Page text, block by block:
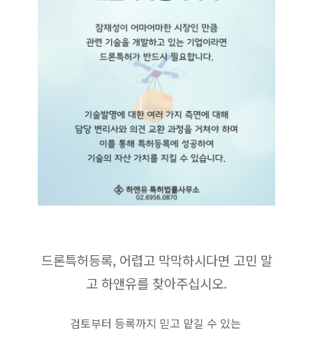
드론특허등록, 어렵고 막막하시다면 고민 말
고 하앤유를 찾아주십시오.
검토부터 등록까지 믿고 맡길 수 있는